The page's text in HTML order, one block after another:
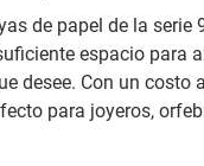
de papel de la
espacio para
desee. Con un
para joyeros,